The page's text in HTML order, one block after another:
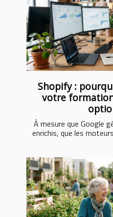
Shopify :
votre
À mesure que Google
enrichis, que les